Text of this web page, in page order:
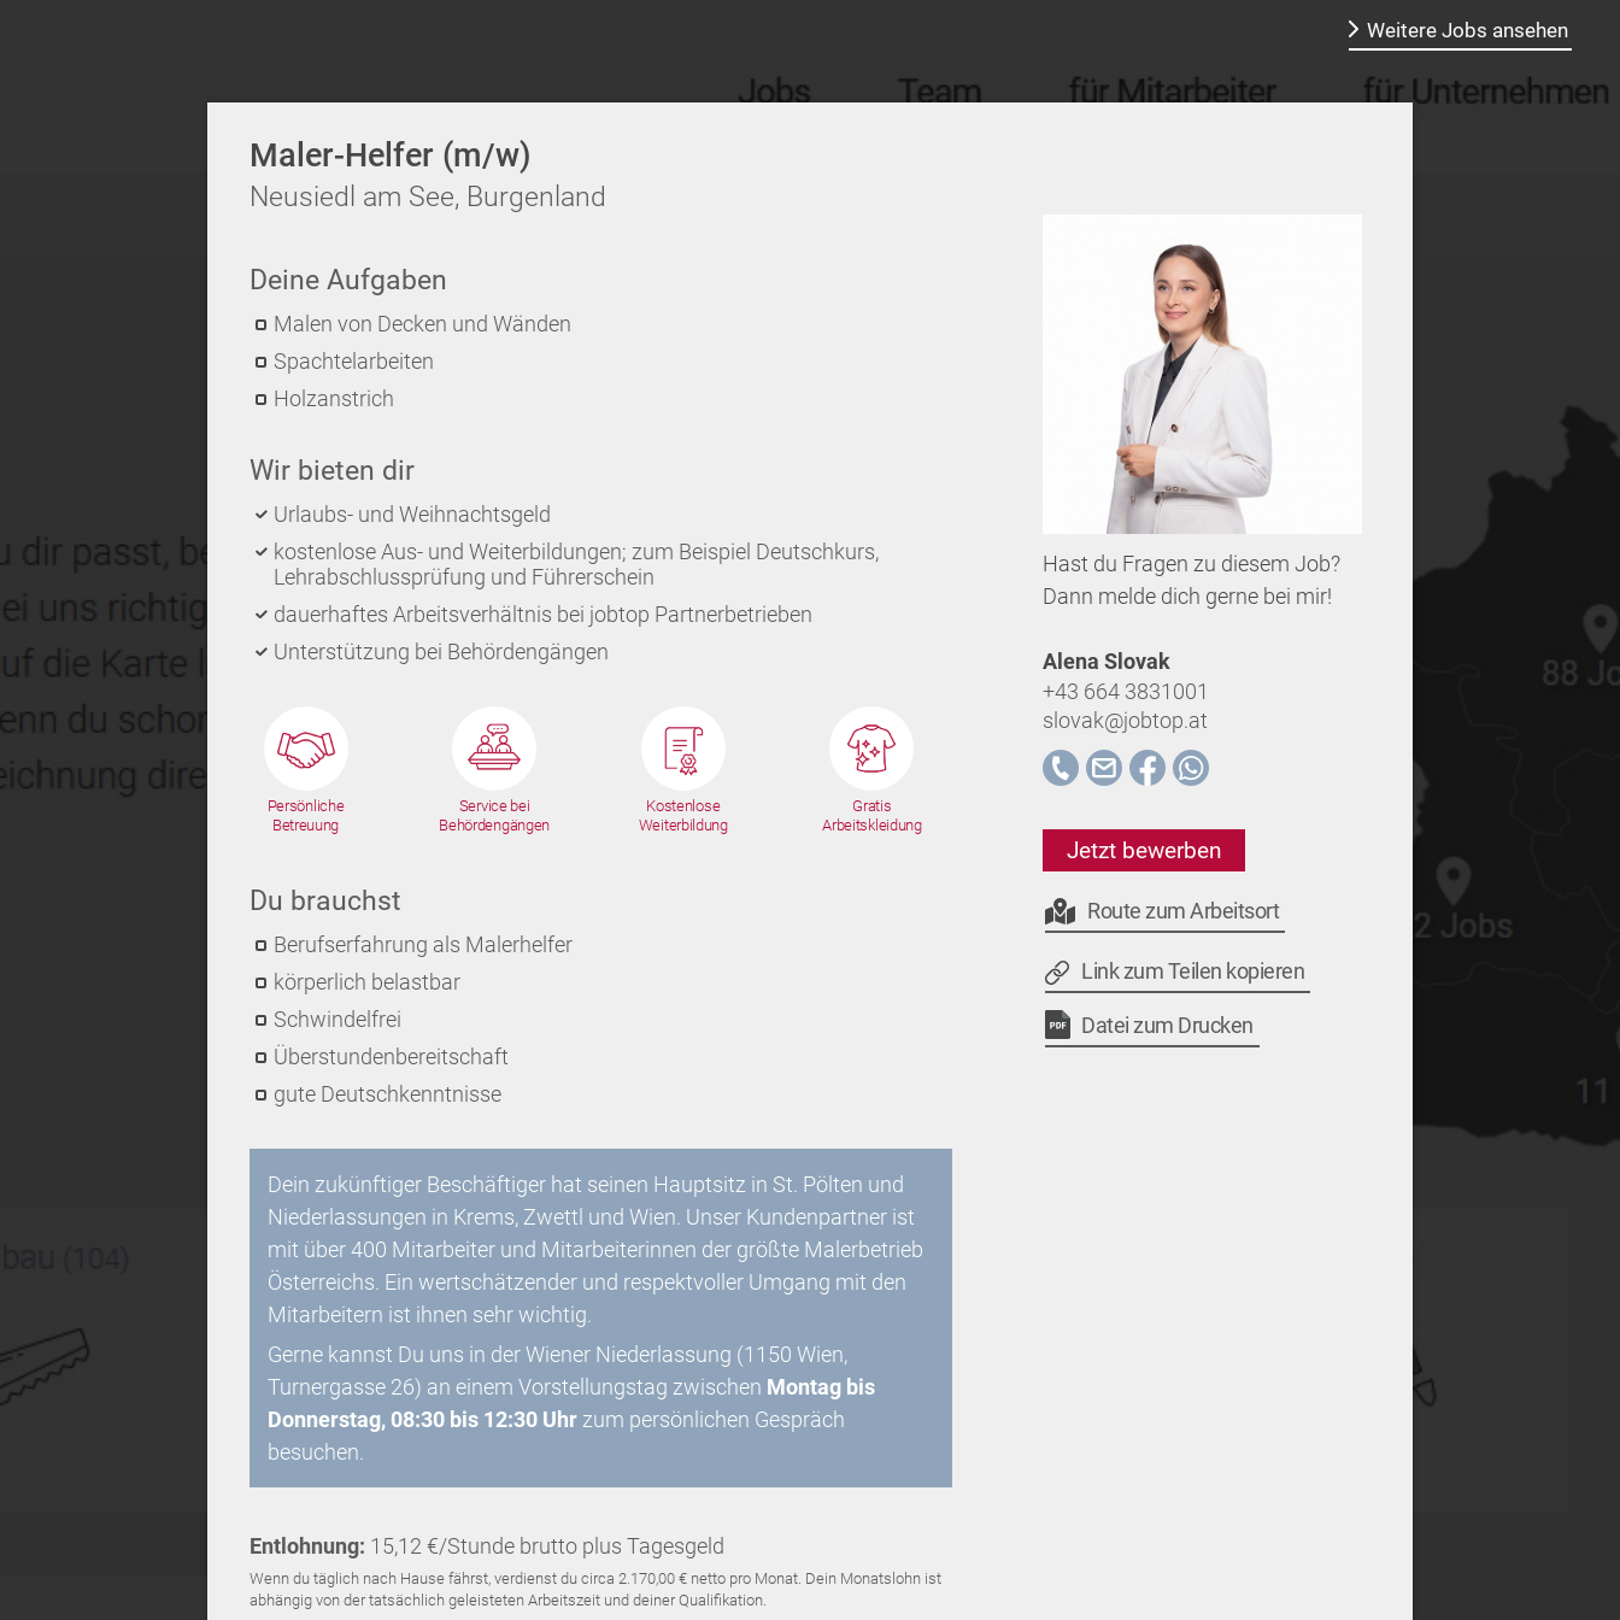
Weitere Jobs ansehen
Maler-Helfer (m/w)
Neusiedl am See, Burgenland
Deine Aufgaben
Malen von Decken und Wänden
Spachtelarbeiten
Holzanstrich
Wir bieten dir
Urlaubs- und Weihnachtsgeld
kostenlose Aus- und Weiterbildungen; zum Beispiel Deutschkurs,
Lehrabschlussprüfung und Führerschein
dauerhaftes Arbeitsverhältnis bei jobtop Partnerbetrieben
Unterstützung bei Behördengängen
Persönliche
Betreuung
Service bei
Behördengängen
Kostenlose
Weiterbildung
Gratis
Arbeitskleidung
Du brauchst
Berufserfahrung als Malerhelfer
körperlich belastbar
Schwindelfrei
Überstundenbereitschaft
gute Deutschkenntnisse
Dein zukünftiger Beschäftiger hat seinen Hauptsitz in St. Pölten und
Niederlassungen in Krems, Zwettl und Wien. Unser Kundenpartner ist
mit über 400 Mitarbeiter und Mitarbeiterinnen der größte Malerbetrieb
Österreichs. Ein wertschätzender und respektvoller Umgang mit den
Mitarbeitern ist ihnen sehr wichtig.
Gerne kannst Du uns in der Wiener Niederlassung (1150 Wien,
Turnergasse 26) an einem Vorstellungstag zwischen Montag bis
Donnerstag, 08:30 bis 12:30 Uhr zum persönlichen Gespräch
besuchen.
Entlohnung: 15,12 €/Stunde brutto plus Tagesgeld
Wenn du täglich nach Hause fährst, verdienst du circa 2.170,00 € netto pro Monat. Dein Monatslohn ist
abhängig von der tatsächlich geleisteten Arbeitszeit und deiner Qualifikation.
Hast du Fragen zu diesem Job?
Dann melde dich gerne bei mir!
Alena Slovak
+43 664 3831001
slovak@jobtop.at
Jetzt bewerben
Route zum Arbeitsort
Link zum Teilen kopieren
Datei zum Drucken